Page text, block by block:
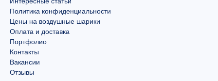
Политика конфиденциальности
Цены на воздушные шарики
Оплата и доставка
Портфолио
Контакты
Вакансии
Отзывы